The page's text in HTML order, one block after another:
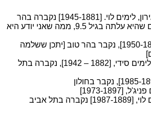
(רשליקה) גירון, לימים לוי. [1945-1881] נקברה בהר
טוב. בספר רשום שהיא עלתה בגיל 9.5, ממה שאני יודע היא
גירון [1950-1882], נקבר בהר טוב [יתכן ששלמה
גירון, לימים סידי, [1882 – 1942], נקברה בתל
[1973-1897]
בתל אביב